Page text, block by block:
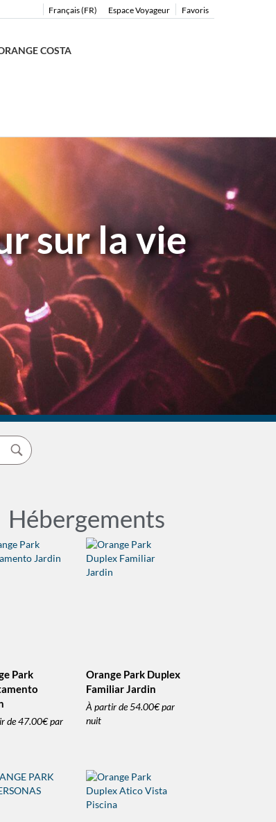
Favoris
Espace Voyageur
Français (FR)
COSTA
sur la vie
Hébergements
Park
de47.00€par
Orange Park Duplex
Familiar Jardin
À partir de54.00€par
nuit